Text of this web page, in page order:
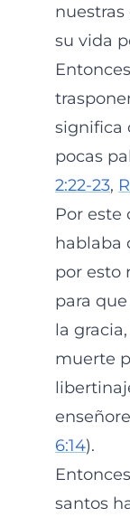
su vida
significa
pocas
2:22-23,
Por este
hablaba
por esto
para
la
muerte
6:14).
santos